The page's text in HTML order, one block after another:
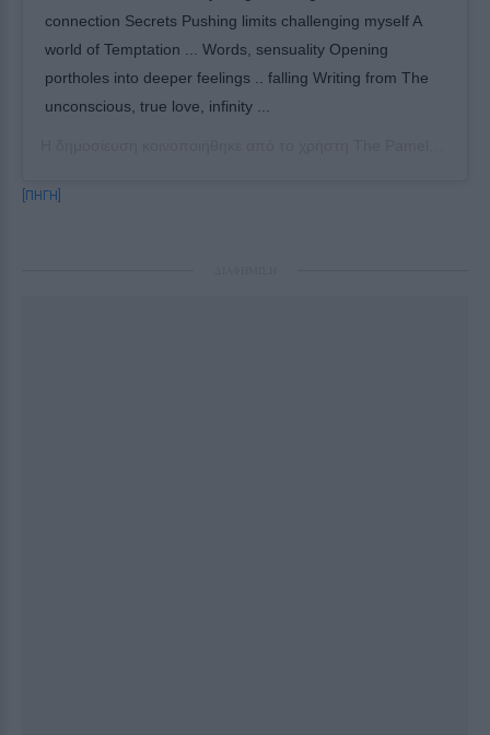
connection Secrets Pushing limits challenging myself A
world of Temptation ... Words, sensuality Opening
portholes into deeper feelings .. falling Writing from The
unconscious, true love, infinity ...
[ΠΗΓΗ]